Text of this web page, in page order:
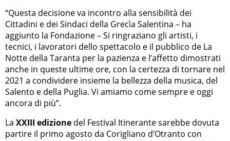
“Questa decisione va incontro alla sensibilità dei
Cittadini e dei Sindaci della Grecìa Salentina – ha
aggiunto la Fondazione – Si ringraziano gli artisti, i
tecnici, i lavoratori dello spettacolo e il pubblico de La
Notte della Taranta per la pazienza e l’affetto dimostrati
anche in queste ultime ore, con la certezza di tornare nel
2021 a condividere insieme la bellezza della musica, del
Salento e della Puglia. Vi amiamo come sempre e oggi
ancora di più”.
La XXIII edizione del Festival Itinerante sarebbe dovuta
partire il primo agosto da Corigliano d’Otranto con